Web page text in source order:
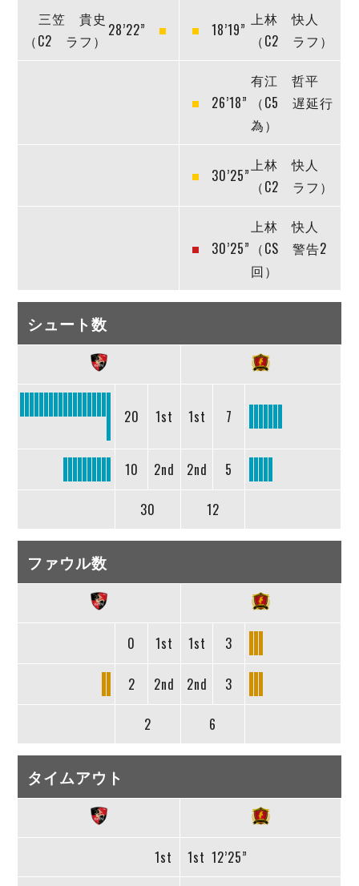
三笠 貴史
（C2 ラフ）
28’22” 18’19”
上林 快人
（C2 ラフ）
26’18”
有江 哲平
（C5 遅延行
為）
30’25”
上林 快人
（C2 ラフ）
30’25”
上林 快人
（CS 警告2
回）
シュート数
20 1st 1st 7
10 2nd 2nd 5
30 12
ファウル数
0 1st 1st 3
2 2nd 2nd 3
2 6
タイムアウト
1st 1st 12’25”